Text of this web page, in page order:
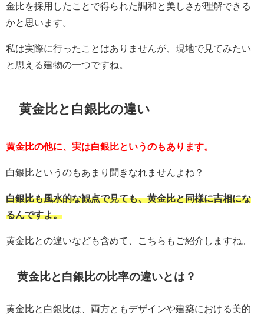
金比を採用したことで得られた調和と美しさが理解できる
かと思います。
私は実際に行ったことはありませんが、現地で見てみたい
と思える建物の一つですね。
黄金比と白銀比の違い
黄金比の他に、実は白銀比というのもあります。
白銀比というのもあまり聞きなれませんよね？
白銀比も風水的な観点で見ても、黄金比と同様に吉相にな
るんですよ。
黄金比との違いなども含めて、こちらもご紹介しますね。
黄金比と白銀比の比率の違いとは？
黄金比と白銀比は、両方ともデザインや建築における美的